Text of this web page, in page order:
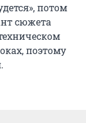
потом
сюжета
поэтому